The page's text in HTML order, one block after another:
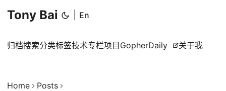
Tony Bai En
归档搜索分类标签技术专栏项目 GopherDaily 关于我
Home Posts